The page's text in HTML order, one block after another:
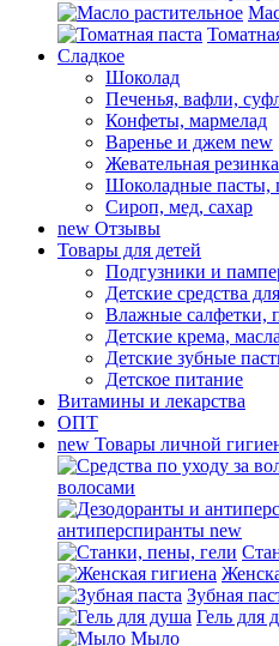
Сладкое
Шоколад
Печенья, вафли,
Конфеты, мармелад
Варенье и джем new
Жевательная резинка
Шоколадные пасты,
Сироп, мед, сахар
new Отзывы
Товары для детей
Подгузники и
Детские средства
Влажные салфетки,
Детские крема,
Детские зубные
Детское питание
Витамины и лекарства
ОПТ
new Товары личной
волосами
антиперспиранты new
Зубная
Гель для
Мыло